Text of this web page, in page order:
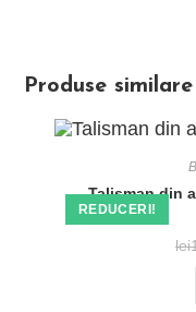
Produse similare
REDUCERI!
Talisman din
lei